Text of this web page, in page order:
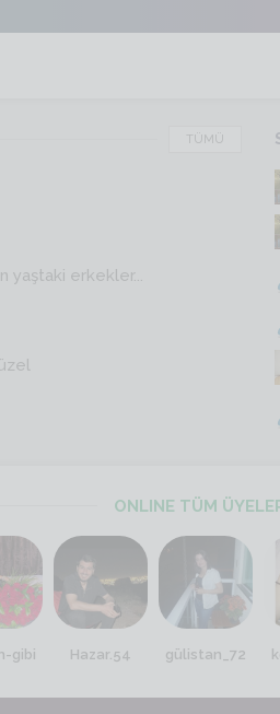
TÜMÜ
yaştaki erkekler...
ONLINE TÜM
gibi Hazar.54 gülistan_72